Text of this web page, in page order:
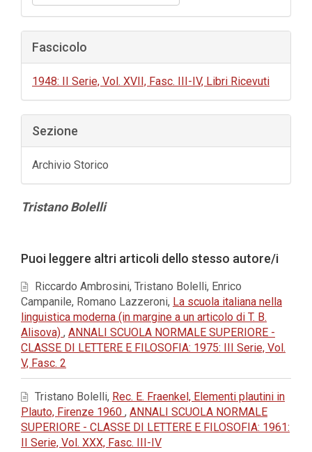
Fascicolo
1948: II Serie, Vol. XVII, Fasc. III-IV, Libri Ricevuti
Sezione
Archivio Storico
Contenuto
Tristano Bolelli
dell'articolo
Puoi leggere altri articoli dello stesso autore/i
Riccardo Ambrosini, Tristano Bolelli, Enrico
Campanile, Romano Lazzeroni, La scuola italiana nella
linguistica moderna (in margine a un articolo di T. B.
Alisova) , ANNALI SCUOLA NORMALE SUPERIORE -
CLASSE DI LETTERE E FILOSOFIA: 1975: III Serie, Vol.
V, Fasc. 2
Tristano Bolelli, Rec. E. Fraenkel, Elementi plautini in
Plauto, Firenze 1960 , ANNALI SCUOLA NORMALE
SUPERIORE - CLASSE DI LETTERE E FILOSOFIA: 1961:
II Serie, Vol. XXX, Fasc. III-IV